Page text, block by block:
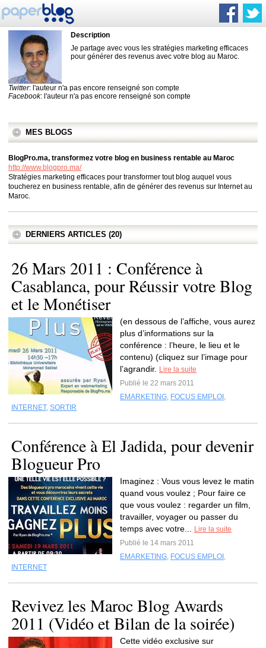
Description
Je partage avec vous les stratégies marketing efficaces
pour générer des revenus avec votre blog au Maroc.
Twitter: l'auteur n'a pas encore renseigné son compte
Facebook: l'auteur n'a pas encore renseigné son compte
MES BLOGS
BlogPro.ma, transformez votre blog en business rentable au Maroc
http://www.blogpro.ma/
Stratégies marketing efficaces pour transformer tout blog auquel vous
toucherez en business rentable, afin de générer des revenus sur Internet au
Maroc.
DERNIERS ARTICLES (20)
26 Mars 2011 : Conférence à
Casablanca, pour Réussir votre Blog
et le Monétiser
(en dessous de l’affiche, vous aurez
plus d’informations sur la
conférence : l’heure, le lieu et le
contenu) (cliquez sur l’image pour
l’agrandir.
Lire la suite
Publié le 22 mars 2011
EMARKETING, FOCUS EMPLOI ,
INTERNET, SORTIR
Conférence à El Jadida, pour devenir
Blogueur Pro
Imaginez : Vous vous levez le matin
quand vous voulez ; Pour faire ce
que vous voulez : regarder un film,
travailler, voyager ou passer du
temps avec votre...
Lire la suite
Publié le 14 mars 2011
EMARKETING, FOCUS EMPLOI ,
INTERNET
Revivez les Maroc Blog Awards
2011 (Vidéo et Bilan de la soirée)
Cette vidéo exclusive sur